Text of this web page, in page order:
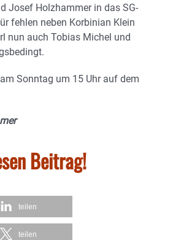
Josef Holzhammer in das SG-
fehlen neben Korbinian Klein
nun auch Tobias Michel und
Sonntag um 15 Uhr auf dem
Beitrag!
teilen
teilen